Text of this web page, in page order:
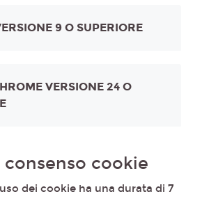
9 O SUPERIORE
VERSIONE 24 O
consenso cookie
dei cookie ha una durata di 7